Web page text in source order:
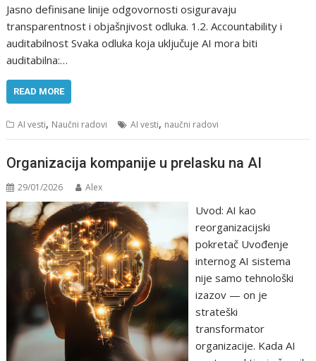
Jasno definisane linije odgovornosti osiguravaju
transparentnost i objašnjivost odluka. 1.2. Accountability i
auditabilnost Svaka odluka koja uključuje AI mora biti
auditabilna:…
READ MORE
AI vesti, Naučni radovi AI vesti, naučni radovi
Organizacija kompanije u prelasku na AI
29/01/2026 Alex
Uvod: AI kao
reorganizacijski
pokretač Uvođenje
internog AI sistema
nije samo tehnološki
izazov — on je
strateški
transformator
organizacije. Kada AI